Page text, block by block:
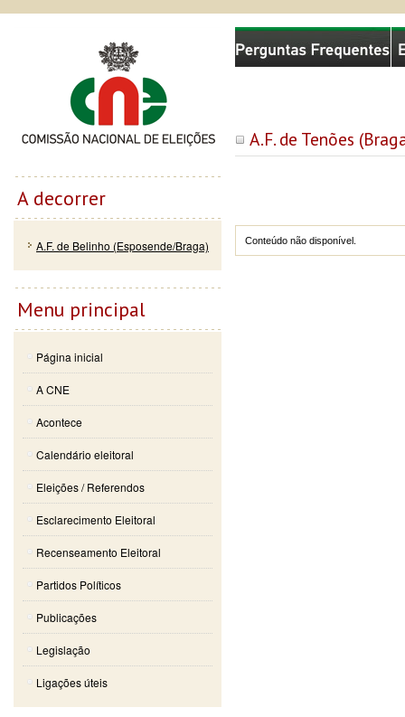
A.F. de Tenões
Conteúdo não disponível.
Comissão Nacional de Eleições
A decorrer
A.F. de Belinho (Esposende/Braga)
Menu principal
Página inicial
A CNE
Acontece
Calendário eleitoral
Eleições / Referendos
Esclarecimento Eleitoral
Recenseamento Eleitoral
Partidos Políticos
Publicações
Legislação
Ligações úteis